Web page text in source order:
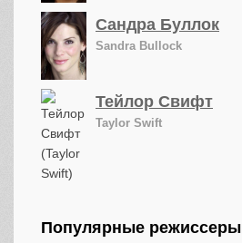
Сандра Буллок
Sandra Bullock
Тейлор Свифт
Taylor Swift
Популярные режиссеры